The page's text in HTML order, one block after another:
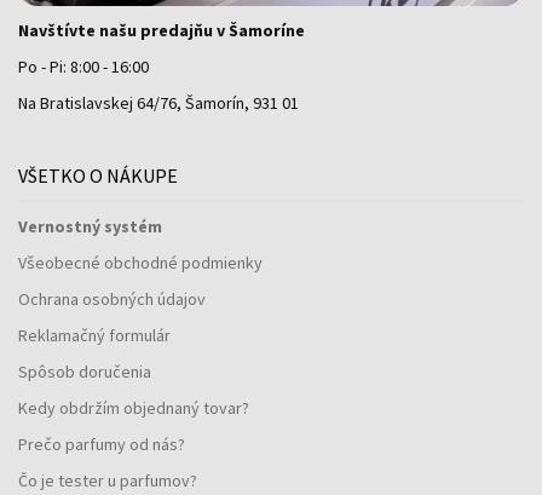
Navštívte našu predajňu v Šamoríne
Po - Pi: 8:00 - 16:00
Na Bratislavskej 64/76, Šamorín, 931 01
VŠETKO O NÁKUPE
Vernostný systém
Všeobecné obchodné podmienky
Ochrana osobných údajov
Reklamačný formulár
Spôsob doručenia
Kedy obdržím objednaný tovar?
Prečo parfumy od nás?
Čo je tester u parfumov?